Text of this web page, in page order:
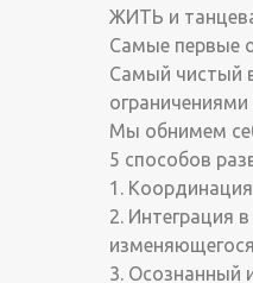
ЖИТЬ и
Самые первые
Самый чистый
Мы обнимем
5 способов
1.
2. Интеграция
3. Осознанный